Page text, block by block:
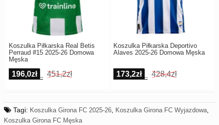
Koszulka Piłkarska Real Betis
Perraud #15 2025-26 Domowa
Męska
196,0zł 451,2zł
Koszulka Piłkarska Deportivo
Alaves 2025-26 Domowa Męska
173,2zł 428,4zł
Tagi: Koszulka Girona FC 2025-26, Koszulka Girona FC Wyjazdowa,
Koszulka Girona FC Męska